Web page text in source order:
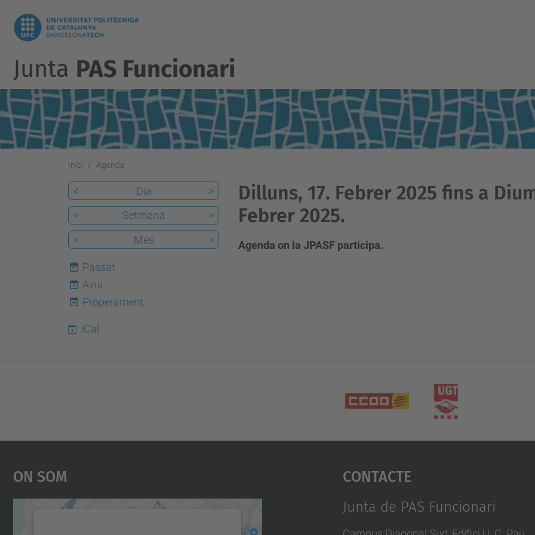
Junta PAS Funcionari
Inici Agenda
Dilluns, 17. Febrer 2025 fins a
Febrer 2025.
Agenda on la JPASF participa.
< Dia
>
<
Setmana
>
<
Mes >
Passat
9
Avui
Properament
iCal
On Som Contacte
Junta de PAS Funcionari